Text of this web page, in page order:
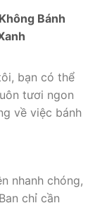
Bánh
bạn có thể
tươi ngon
về việc bánh
nhanh chóng,
chỉ cần